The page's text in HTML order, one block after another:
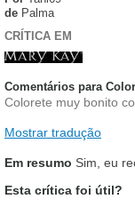
de Palma
CRÍTICA EM
Comentários para
Colorete muy bonito
Mostrar tradução
Em resumo Sim, eu
Esta crítica foi útil?